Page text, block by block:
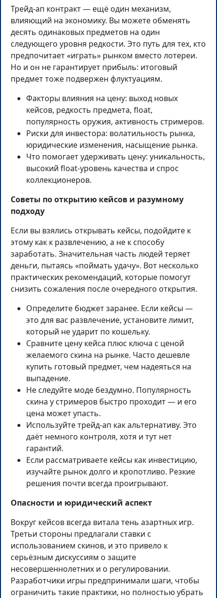
Трейд-ап контракт — ещё один механизм,
влияющий на экономику. Вы можете обменять
десять одинаковых предметов на один
следующего уровня редкости. Это путь для тех, кто
предпочитает «играть» рынком вместо лотереи.
Но и он не гарантирует прибыль: итоговый
предмет тоже подвержен флуктуациям.
Факторы влияния на цену: выход новых
кейсов, редкость предмета, float,
популярность оружия, активность стримеров.
Риски для инвестора: волатильность рынка,
юридические изменения, насыщение рынка.
Что помогает удерживать цену: уникальность,
высокий float-уровень качества и спрос
коллекционеров.
Советы по открытию кейсов и разумному
подходу
Если вы взялись открывать кейсы, подойдите к
этому как к развлечению, а не к способу
заработать. Значительная часть людей теряет
деньги, пытаясь «поймать удачу». Вот несколько
практических рекомендаций, которые помогут
снизить сожаления после очередного открытия.
Определите бюджет заранее. Если кейсы —
это для вас развлечение, установите лимит,
который не ударит по кошельку.
Сравните цену кейса плюс ключа с ценой
желаемого скина на рынке. Часто дешевле
купить готовый предмет, чем надеяться на
выпадение.
Не следуйте моде бездумно. Популярность
скина у стримеров быстро проходит — и его
цена может упасть.
Используйте трейд-ап как альтернативу. Это
даёт немного контроля, хотя и тут нет
гарантий.
Если рассматриваете кейсы как инвестицию,
изучайте рынок долго и кропотливо. Резкие
решения почти всегда проигрывают.
Опасности и юридический аспект
Вокруг кейсов всегда витала тень азартных игр.
Третьи стороны предлагали ставки с
использованием скинов, и это привело к
серьёзным дискуссиям о защите
несовершеннолетних и о регулировании.
Разработчики игры предпринимали шаги, чтобы
ограничить такие практики, но полностью убрать